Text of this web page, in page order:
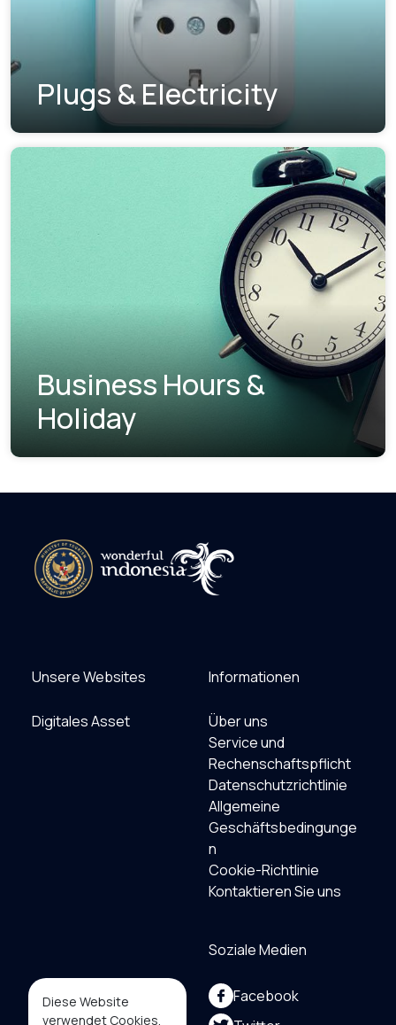
Diese Website
verwendet Cookies,
Plugs & Electricity
Business Hours &
Holiday
Unsere Websites
Digitales Asset
Informationen
Über uns
Service und
Rechenschaftspflicht
Datenschutzrichtlinie
Allgemeine
Geschäftsbedingunge
n
Cookie-Richtlinie
Kontaktieren Sie uns
Soziale Medien
Facebook